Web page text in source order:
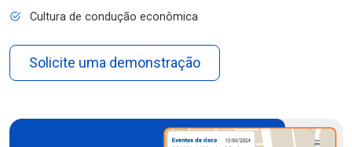
Cultura de condução econômica
Solicite uma demonstração